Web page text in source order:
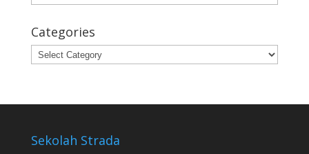
Categories
Categories
Sekolah Strada